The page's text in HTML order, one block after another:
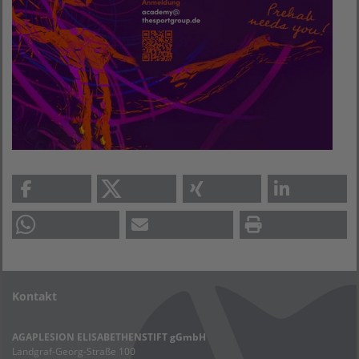
Kontakt
AGAPLESION ELISABETHENSTIFT gGmbH
Landgraf-Georg-Straße 100